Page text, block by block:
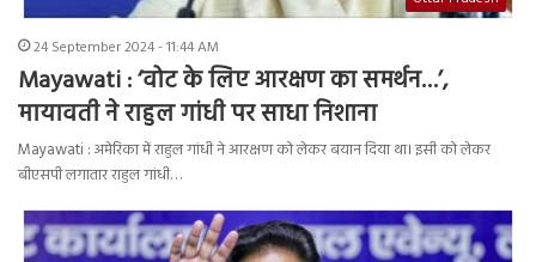
24 September 2024 - 11:44 AM
Mayawati : ‘वोट के लिए आरक्षण का समर्थन…’,
मायावती ने राहुल गांधी पर साधा निशाना
Mayawati : अमेरिका में राहुल गांधी ने आरक्षण को लेकर बयान दिया था। इसी को लेकर
बीएसपी लगातार राहुल गांधी…